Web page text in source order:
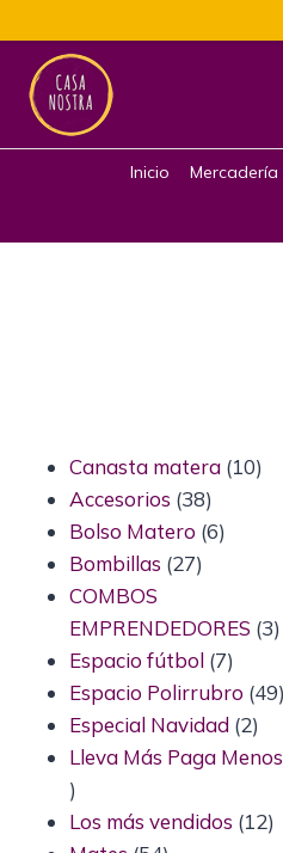
Inicio Mercadería
Canasta matera 10
Accesorios 38
Bolso Matero 6
Bombillas 27
COMBOS
EMPRENDEDORES 3
Espacio fútbol 7
Espacio Polirrubro 49
Especial Navidad 2
Lleva Más Paga Menos
Los más vendidos 12